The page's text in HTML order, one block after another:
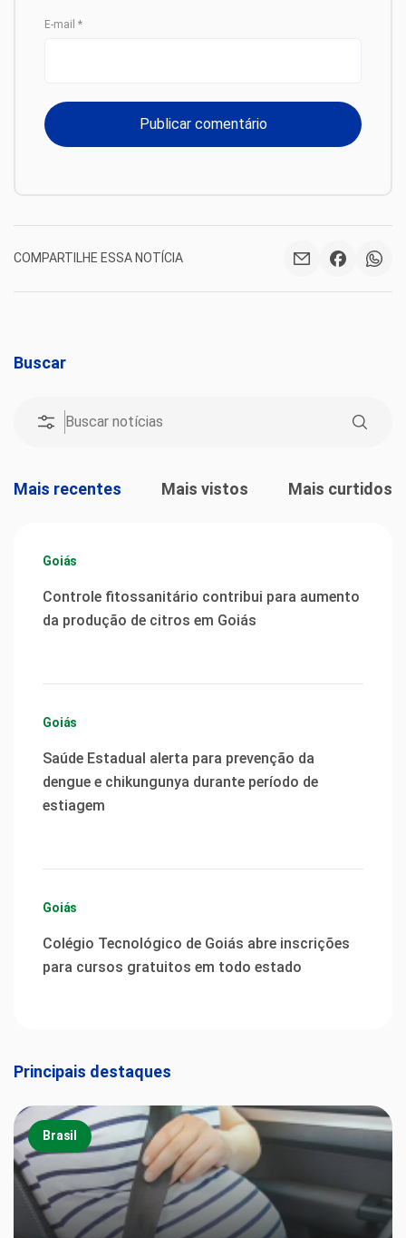
E-mail *
COMPARTILHE ESSA NOTÍCIA
Buscar
Mais recentes Mais vistos Mais curtidos
Goiás
Controle fitossanitário contribui para aumento
da produção de citros em Goiás
Goiás
Saúde Estadual alerta para prevenção da
dengue e chikungunya durante período de
estiagem
Goiás
Colégio Tecnológico de Goiás abre inscrições
para cursos gratuitos em todo estado
Principais destaques
Brasil